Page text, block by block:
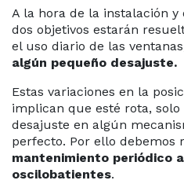
A la hora de la instalación
dos objetivos estarán
el uso diario de las
algún pequeño desajuste.
Estas variaciones en la
implican que esté rota,
desajuste en algún
perfecto. Por ello debemos
mantenimiento periódico
oscilobatientes.